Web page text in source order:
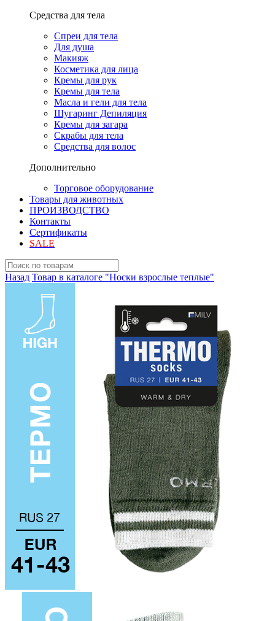
Средства для тела
Спреи для тела
Для душа
Макияж
Косметика для лица
Кремы для рук
Кремы для тела
Масла и гели для тела
Шугаринг Депиляция
Кремы для загара
Скрабы для тела
Средства для волос
Дополнительно
Торговое оборудование
Товары для животных
ПРОИЗВОДСТВО
Контакты
Сертификаты
SALE
Назад Товар в каталоге "Носки взрослые теплые"